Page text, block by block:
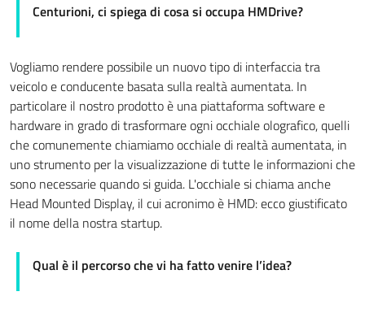
Centurioni, ci spiega di cosa si occupa HMDrive?
Vogliamo rendere possibile un nuovo tipo di interfaccia tra
veicolo e conducente basata sulla realtà aumentata. In
particolare il nostro prodotto è una piattaforma software e
hardware in grado di trasformare ogni occhiale olografico, quelli
che comunemente chiamiamo occhiale di realtà aumentata, in
uno strumento per la visualizzazione di tutte le informazioni che
sono necessarie quando si guida. L'occhiale si chiama anche
Head Mounted Display, il cui acronimo è HMD: ecco giustificato
il nome della nostra startup.
Qual è il percorso che vi ha fatto venire l’idea?